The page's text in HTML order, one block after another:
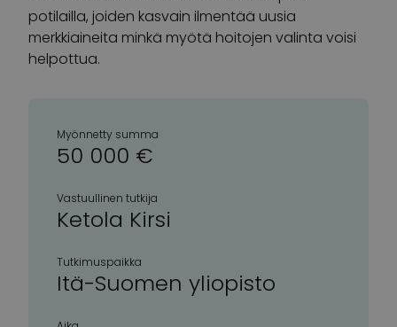
potilailla, joiden kasvain ilmentää uusia
merkkiaineita minkä myötä hoitojen valinta voisi
helpottua.
Myönnetty summa
50 000 €
Vastuullinen tutkija
Ketola Kirsi
Tutkimuspaikka
Itä-Suomen yliopisto